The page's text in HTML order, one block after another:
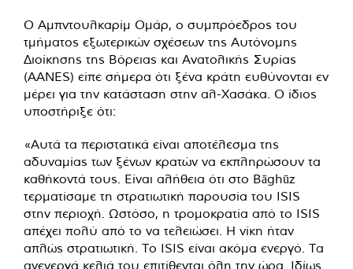
Ο Αμπντουλκαρίμ Ομάρ, ο συμπρόεδρος του
τμήματος εξωτερικών σχέσεων της Αυτόνομης
Διοίκησης της Βόρειας και Ανατολικής Συρίας
(AANES) είπε σήμερα ότι ξένα κράτη ευθύνονται εν
μέρει για την κατάσταση στην αλ-Χασάκα. Ο ίδιος
υποστήριξε ότι:
«Αυτά τα περιστατικά είναι αποτέλεσμα της
αδυναμίας των ξένων κρατών να εκπληρώσουν τα
καθήκοντά τους. Είναι αλήθεια ότι στο Bāghūz
τερματίσαμε τη στρατιωτική παρουσία του ISIS
στην περιοχή. Ωστόσο, η τρομοκρατία από το ISIS
απέχει πολύ από το να τελειώσει. Η νίκη ήταν
απλώς στρατιωτική. Το ISIS είναι ακόμα ενεργό. Τα
ανενεργά κελιά του επιτίθενται όλη την ώρα. Ιδίως